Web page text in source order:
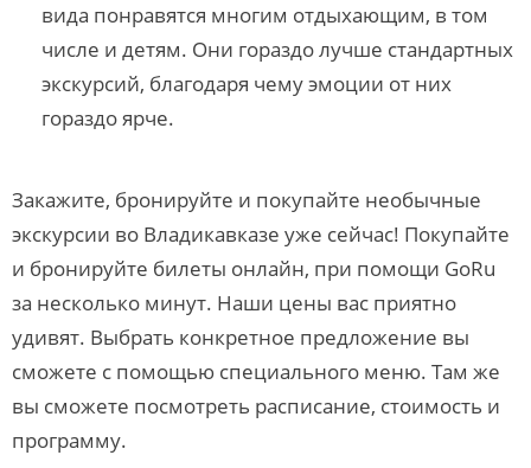
вида понравятся многим отдыхающим, в том
числе и детям. Они гораздо лучше стандартных
экскурсий, благодаря чему эмоции от них
гораздо ярче.
Закажите, бронируйте и покупайте необычные
экскурсии во Владикавказе уже сейчас! Покупайте
и бронируйте билеты онлайн, при помощи GoRu
за несколько минут. Наши цены вас приятно
удивят. Выбрать конкретное предложение вы
сможете с помощью специального меню. Там же
вы сможете посмотреть расписание, стоимость и
программу.